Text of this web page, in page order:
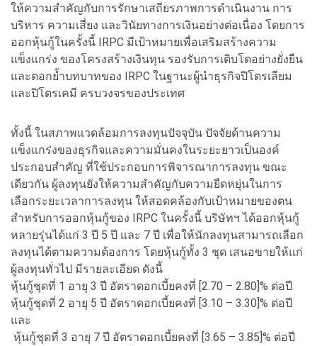
ให้ความสำคัญกับการรักษาเสถียรภาพการดำเนินงาน การ
บริหาร ความเสี่ยง และวินัยทางการเงินอย่างต่อเนื่อง โดยการ
ออกหุ้นกู้ในครั้งนี้ IRPC มีเป้าหมายเพื่อเสริมสร้างความ
แข็งแกร่ง ของโครงสร้างเงินทุน รองรับการเติบโตอย่างยั่งยืน
และตอกย้ำบทบาทของ IRPC ในฐานะผู้นำธุรกิจปิโตรเลียม
และปิโตรเคมี ครบวงจรของประเทศ
ทั้งนี้ ในสภาพแวดล้อมการลงทุนปัจจุบัน ปัจจัยด้านความ
แข็งแกร่งของธุรกิจและความมั่นคงในระยะยาวเป็นองค์
ประกอบสำคัญ ที่ใช้ประกอบการพิจารณาการลงทุน ขณะ
เดียวกัน ผู้ลงทุนยังให้ความสำคัญกับความยืดหยุ่นในการ
เลือกระยะเวลาการลงทุน ให้สอดคล้องกับเป้าหมายของตน
สำหรับการออกหุ้นกู้ของ IRPC ในครั้งนี้ บริษัทฯ ได้ออกหุ้นกู้
หลายรุ่นได้แก่ 3 ปี 5 ปี และ 7 ปี เพื่อให้นักลงทุนสามารถเลือก
ลงทุนได้ตามความต้องการ โดยหุ้นกู้ทั้ง 3 ชุด เสนอขายให้แก่
ผู้ลงทุนทั่วไป มีรายละเอียด ดังนี้
หุ้นกู้ชุดที่ 1 อายุ 3 ปี อัตราดอกเบี้ยคงที่ [2.70 – 2.80]% ต่อปี
หุ้นกู้ชุดที่ 2 อายุ 5 ปี อัตราดอกเบี้ยคงที่ [3.10 – 3.30]% ต่อปี
และ
หุ้นกู้ชุดที่ 3 อายุ 7 ปี อัตราดอกเบี้ยคงที่ [3.65 – 3.85]% ต่อปี